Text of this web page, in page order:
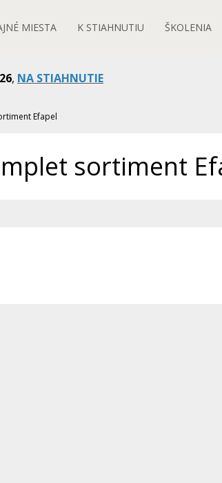
MIESTA K STIAHNUTIU ŠKOLENIA
, NA STIAHNUTIE
Efapel
sortiment